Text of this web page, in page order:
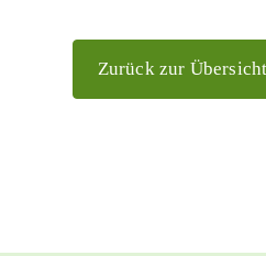
Zurück zur Übersicht